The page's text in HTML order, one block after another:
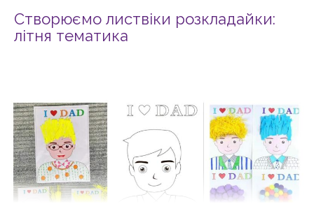
Створюємо листвіки розкладайки:
літня тематика